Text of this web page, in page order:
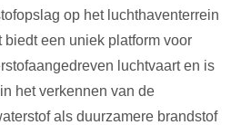
op het luchthaventerrein
een uniek platform voor
luchtvaart en is
het verkennen van de
als duurzamere brandstof